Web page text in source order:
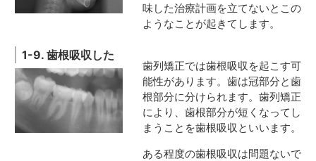
味した治療計画を立てないとこの
ようなことが起きてします。
1-9. 歯根吸収した
歯列矯正では歯根吸収を起こす可
能性があります。歯は冠部分と歯
根部分に分けられます。歯列矯正
により、歯根部分が短くなってし
まうことを歯根吸収といいます。
ある程度の歯根吸収は問題ないで